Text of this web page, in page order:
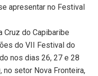
apresentar no Festival
Cruz do Capibaribe
do VII Festival do
nos dias 26, 27 e 28
no setor Nova Fronteira,